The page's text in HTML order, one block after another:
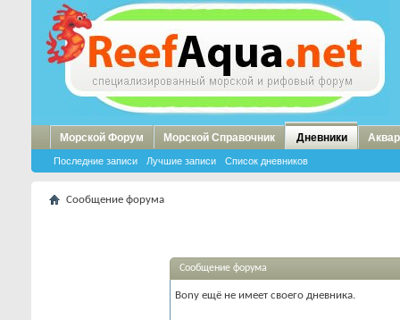
Морской Форум Морской Справочник Дневники
Последние записи Лучшие записи Список дневников
Сообщение форума
Сообщение форума
Bony ещё не имеет своего дневника.